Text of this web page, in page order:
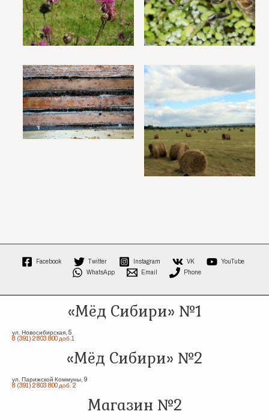
Facebook Twitter Instagram VK
YouTube
WhatsApp
Email Phone
«Мёд Сибири» №1
ул. Новосибирская, 5
8 (391) 2 803 800 доб.1
«Мёд Сибири» №2
ул. Парижской Коммуны, 9
8 (391) 2 803 800 доб. 2
Магазин №2